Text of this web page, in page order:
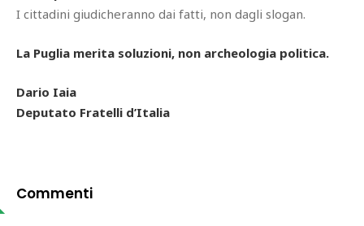
I cittadini giudicheranno dai fatti, non dagli slogan.
La Puglia merita soluzioni, non archeologia politica.
Dario Iaia
Deputato Fratelli d’Italia
Commenti